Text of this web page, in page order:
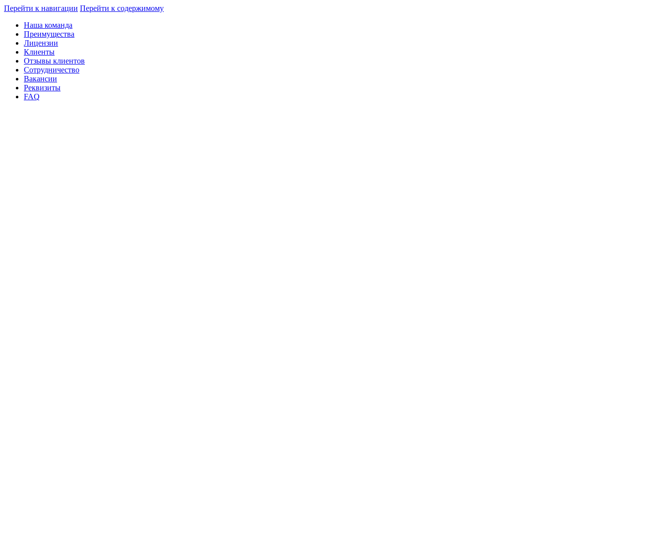
Перейти к навигации Перейти к содержимому
Наша команда
Преимущества
Лицензии
Клиенты
Отзывы клиентов
Сотрудничество
Вакансии
Реквизиты
FAQ